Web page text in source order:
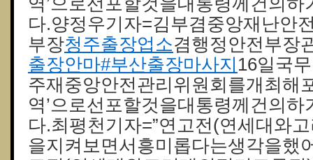
다.양정우기자=김부겸중앙재난안
부장청주출장업소겸행정안전부장
출장안마#부산출장마사지 16일국
주재중앙안전관리위원회를개최해
역’으로선포할것을대통령께건의
다.최평천기자=”연고전(연세대와
을지켜보면서흥미롭다는생각을했